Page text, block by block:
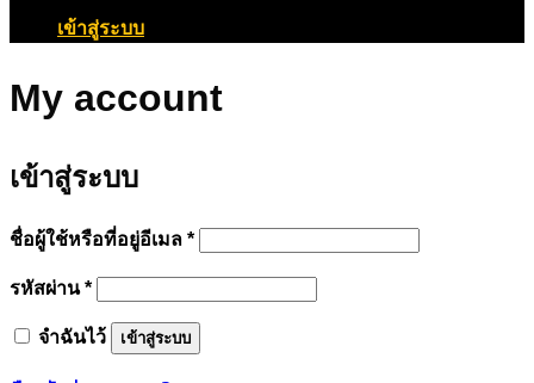
เข้าสู่ระบบ
My account
เข้าสู่ระบบ
ชื่อผู้ใช้หรือที่อยู่อีเมล *ต้องการ
รหัสผ่าน*ต้องการ
จำฉันไว้ เข้าสู่ระบบ